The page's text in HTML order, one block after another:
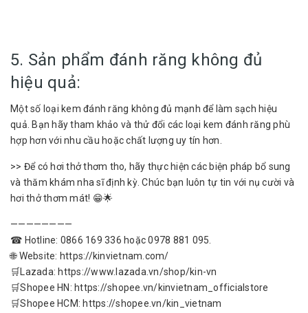
5. Sản phẩm đánh răng không đủ
hiệu quả:
Một số loại kem đánh răng không đủ mạnh để làm sạch hiệu
quả. Bạn hãy tham khảo và thử đổi các loại kem đánh răng phù
hợp hơn với nhu cầu hoặc chất lượng uy tín hơn.
>> Để có hơi thở thơm tho, hãy thực hiện các biện pháp bổ sung
và thăm khám nha sĩ định kỳ. Chúc bạn luôn tự tin với nụ cười và
hơi thở thơm mát! 😁🌟
————————
☎ Hotline: 0866 169 336 hoặc 0978 881 095.
🌐 Website: https://kinvietnam.com/
🛒Lazada: https://www.lazada.vn/shop/kin-vn
🛒Shopee HN: https://shopee.vn/kinvietnam_officialstore
🛒Shopee HCM: https://shopee.vn/kin_vietnam